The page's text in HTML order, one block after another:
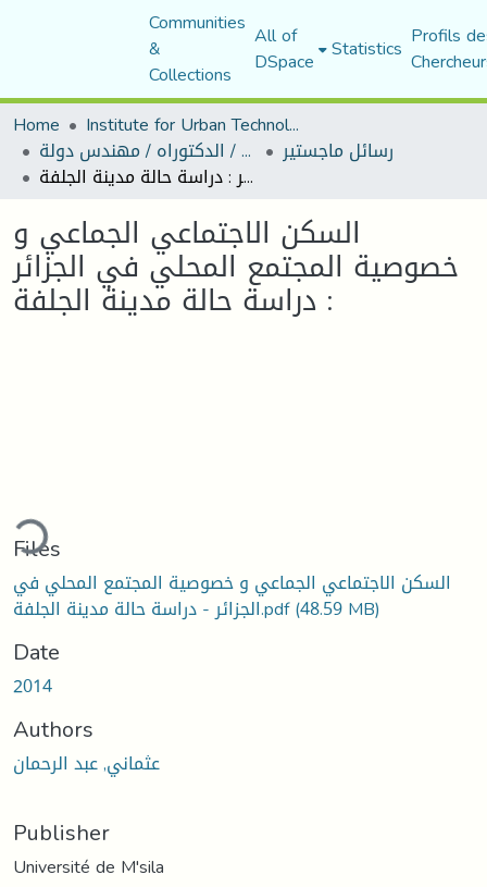
Communities
&
Collections
All of
DSpace Statistics Profils
Home
Institute for Urban Technology Management
رسائل ماجستير / الدكتوراه / مهندس دولة رسائل ماجستير
السكن الاجتماعي الجماعي و خصوصية المجتمع المحلي في الجزائر : دراسة حالة مدينة الجلفة
السكن الاجتماعي الجماعي و
خصوصية المجتمع المحلي في الجزائر
: دراسة حالة مدينة الجلفة
Files
السكن الاجتماعي الجماعي و خصوصية المجتمع المحلي في
الجزائر - دراسة حالة مدينة الجلفة.pdf(48.59 MB)
Date
2014
Authors
عثماني, عبد الرحمان
Publisher
Université de M'sila